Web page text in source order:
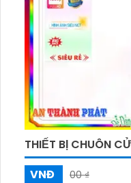
THIẾT BỊ CHUÔN
VNĐ
00 ₫